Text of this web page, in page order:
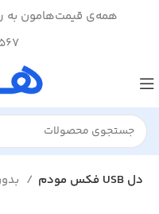
همه‌ی قیمت‌هامون به
فکس مودم USB دل